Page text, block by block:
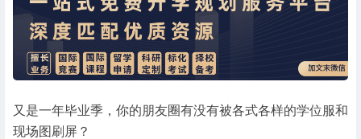
又是一年毕业季，你的朋友圈有没有被各式各样的学位服和
现场图刷屏？